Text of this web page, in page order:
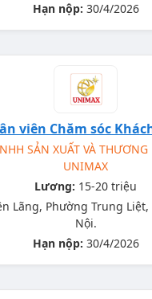
Hạn nộp: 30/4/2026
viên Chăm sóc
SẢN XUẤT VÀ
UNIMAX
Lương: 15-20 triệu
Lãng, Phường Trung
Nội.
Hạn nộp: 30/4/2026